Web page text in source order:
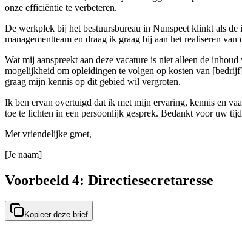
onze efficiëntie te verbeteren.
De werkplek bij het bestuursbureau in Nunspeet klinkt als
managementteam en draag ik graag bij aan het realiseren
Wat mij aanspreekt aan deze vacature is niet alleen de
mogelijkheid om opleidingen te volgen op kosten van
graag mijn kennis op dit gebied wil vergroten.
Ik ben ervan overtuigd dat ik met mijn ervaring, kennis en
toe te lichten in een persoonlijk gesprek. Bedankt voor uw
Met vriendelijke groet,
[Je naam]
Voorbeeld 4: Directiesecretaresse
Kopieer deze brief